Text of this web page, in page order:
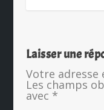
Laisser une
Votre adresse
Les champs
avec *